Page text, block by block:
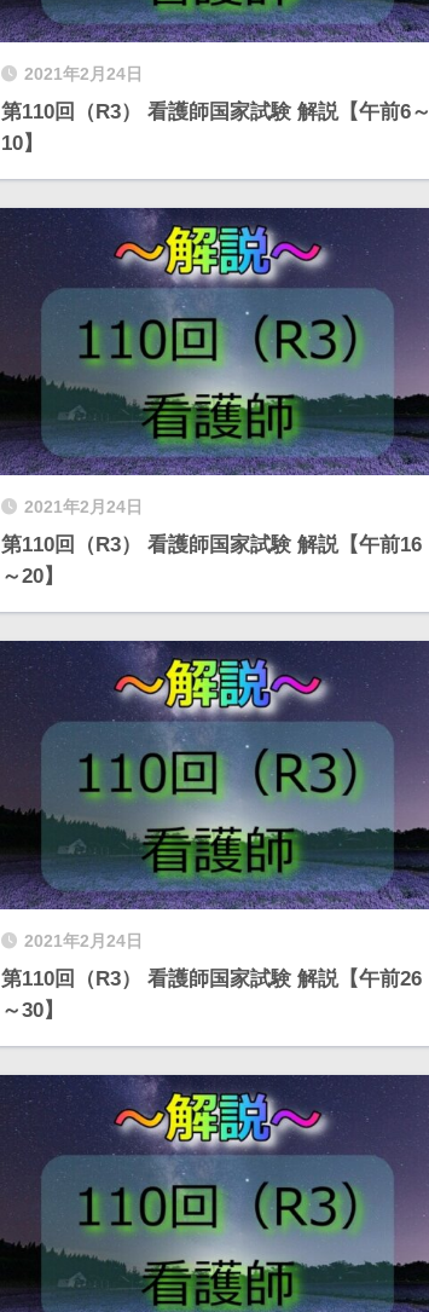
2021年2月24日
第110回（R3） 看護師国家試験 解説【午前6～
10】
2021年2月24日
第110回（R3） 看護師国家試験 解説【午前16
～20】
2021年2月24日
第110回（R3） 看護師国家試験 解説【午前26
～30】